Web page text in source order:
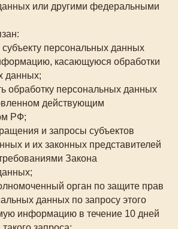
или другими федеральными
персональных данных
касающуюся обработки
данных;
обработку персональных данных
действующим
РФ;
и запросы субъектов
и их законных представителей
Закона
орган по защите прав
данных по запросу этого
информацию в течение 10 дней